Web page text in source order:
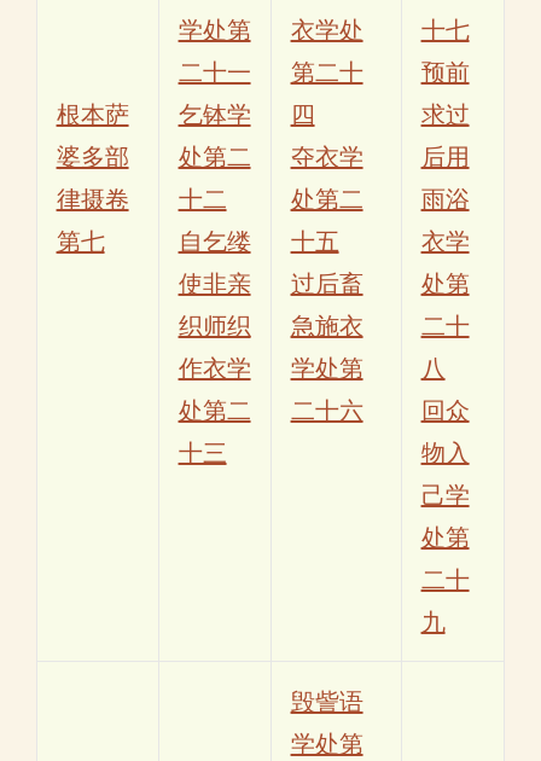
根本萨
婆多部
律摄卷
第七
学处第
二十一
乞钵学
处第二
十二
自乞缕
使非亲
织师织
作衣学
处第二
十三
衣学处
第二十
四
夺衣学
处第二
十五
过后畜
急施衣
学处第
二十六
十七
预前
求过
后用
雨浴
衣学
处第
二十
八
回众
物入
己学
处第
二十
九
毁訾语
学处第